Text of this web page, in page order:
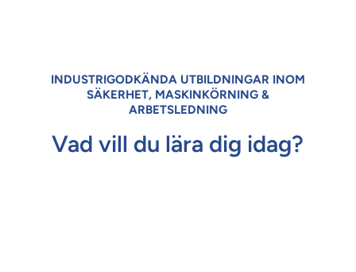
INDUSTRIGODKÄNDA UTBILDNINGAR INOM
SÄKERHET, MASKINKÖRNING &
ARBETSLEDNING
Vad vill du lära dig idag?